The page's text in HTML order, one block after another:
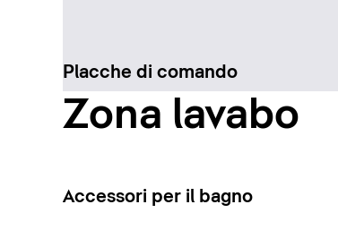
Placche di comando
Zona lavabo
Accessori per il bagno